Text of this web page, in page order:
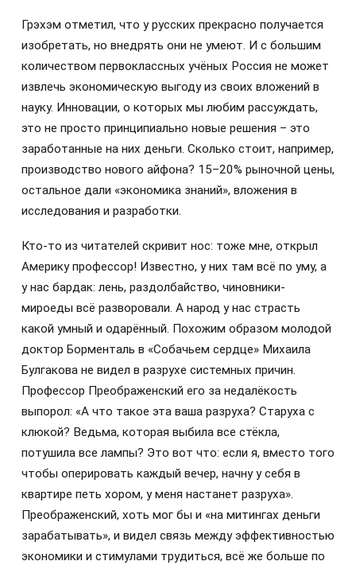
Грэхэм отметил, что у русских прекрасно получается
изобретать, но внедрять они не умеют. И с большим
количеством первоклассных учёных Россия не может
извлечь экономическую выгоду из своих вложений в
науку. Инновации, о которых мы любим рассуждать,
это не просто принципиально новые решения – это
заработанные на них деньги. Сколько стоит, например,
производство нового айфона? 15–20% рыночной цены,
остальное дали «экономика знаний», вложения в
исследования и разработки.
Кто-то из читателей скривит нос: тоже мне, открыл
Америку профессор! Известно, у них там всё по уму, а
у нас бардак: лень, раздолбайство, чиновники-
мироеды всё разворовали. А народ у нас страсть
какой умный и одарённый. Похожим образом молодой
доктор Борменталь в «Собачьем сердце» Михаила
Булгакова не видел в разрухе системных причин.
Профессор Преображенский его за недалёкость
выпорол: «А что такое эта ваша разруха? Старуха с
клюкой? Ведьма, которая выбила все стёкла,
потушила все лампы? Это вот что: если я, вместо того
чтобы оперировать каждый вечер, начну у себя в
квартире петь хором, у меня настанет разруха».
Преображенский, хоть мог бы и «на митингах деньги
зарабатывать», и видел связь между эффективностью
экономики и стимулами трудиться, всё же больше по